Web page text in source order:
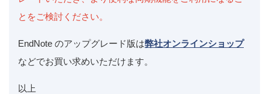
とをご検討ください。
EndNote のアップグレード版は弊社オンラインショップ
などでお買い求めいただけます。
以上